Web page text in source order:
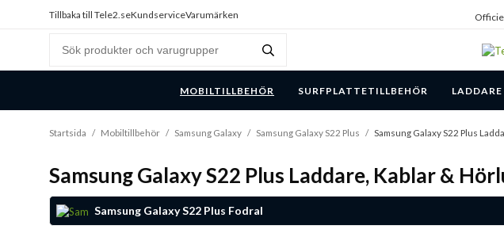
Tillbaka till Tele2.seKundserviceVarumärken
MOBILTILLBEHÖR SURFPLATTETILLBEHÖR
Startsida / Mobiltillbehör / Samsung Galaxy / Samsung Galaxy S22 Plus / Samsung Galaxy S22 Plus
Samsung Galaxy S22 Plus Laddare, Kablar &
Samsung Galaxy S22 Plus Fodral